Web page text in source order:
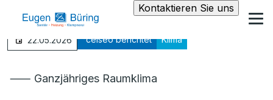
Kontaktieren Sie uns
22.05.2026 °celseo berichtet Klima
⸺ Ganzjähriges Raumklima